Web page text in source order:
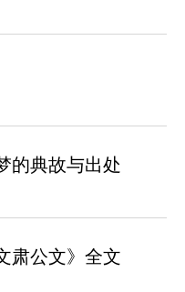
的典故与出处
肃公文》全文